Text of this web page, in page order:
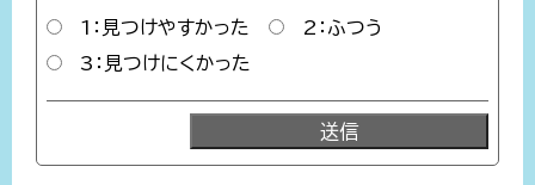
1：見つけやすかった
2：ふつう
3：見つけにくかった